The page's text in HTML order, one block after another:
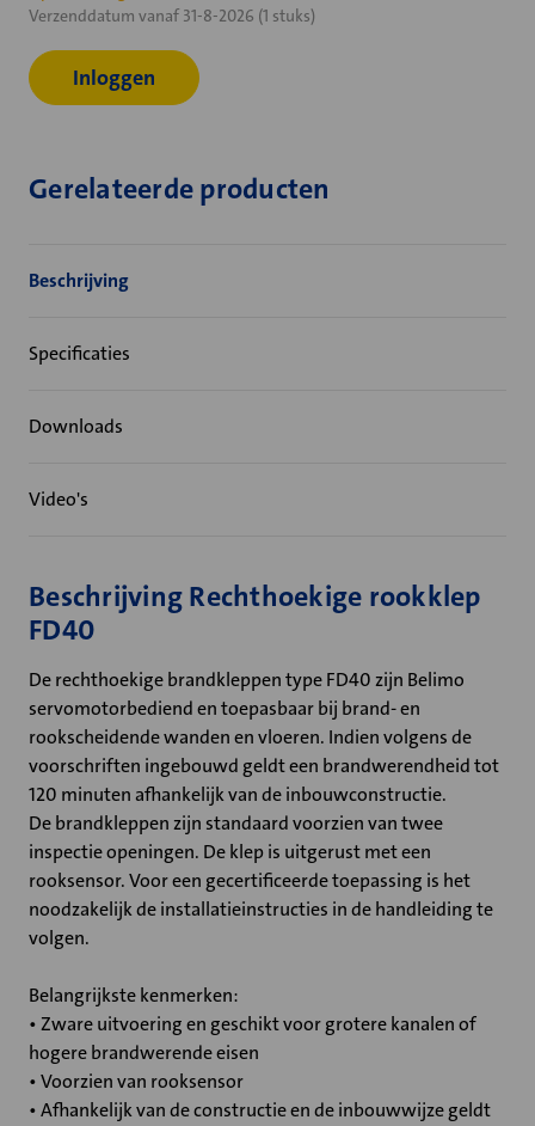
voorraad:
Verzenddatum vanaf 31-8-2026 (1 stuks)
Inloggen
Gerelateerde producten
Beschrijving
Specificaties
Downloads
Video's
Beschrijving Rechthoekige rookklep
FD40
De rechthoekige brandkleppen type FD40 zijn Belimo
servomotorbediend en toepasbaar bij brand- en
rookscheidende wanden en vloeren. Indien volgens de
voorschriften ingebouwd geldt een brandwerendheid tot
120 minuten afhankelijk van de inbouwconstructie.
De brandkleppen zijn standaard voorzien van twee
inspectie openingen. De klep is uitgerust met een
rooksensor. Voor een gecertificeerde toepassing is het
noodzakelijk de installatieinstructies in de handleiding te
volgen.
Belangrijkste kenmerken:
• Zware uitvoering en geschikt voor grotere kanalen of
hogere brandwerende eisen
• Voorzien van rooksensor
• Afhankelijk van de constructie en de inbouwwijze geldt